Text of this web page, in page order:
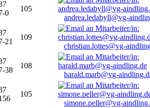
0
105
andrea.ledabyll@vg-
21
109
christian.lottes@vg-
38
108
harald.marb@vg-
105
simone.peller@vg-